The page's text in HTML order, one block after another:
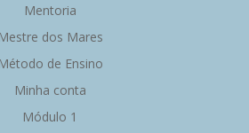
Mentoria
Mestre dos Mares
Método de Ensino
Minha conta
Módulo 1